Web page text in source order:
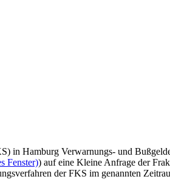
in Hamburg Verwarnungs- und
Fenster)) auf eine Kleine Anfrage der
der FKS im genannten